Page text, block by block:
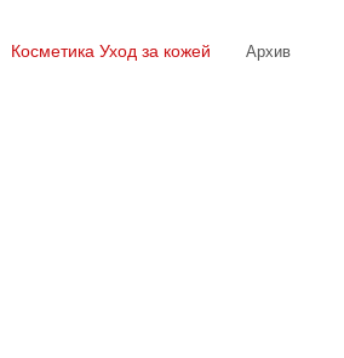
Косметика Уход за кожей Архив